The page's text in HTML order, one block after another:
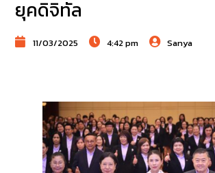
ยุคดิจิทัล
11/03/2025 4:42 pm Sanya